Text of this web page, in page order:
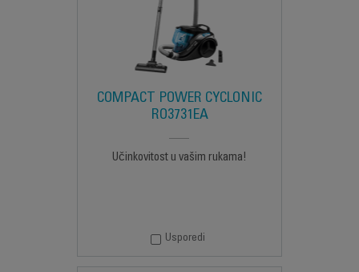
COMPACT POWER CYCLONIC
RO3731EA
Učinkovitost u vašim rukama!
Usporedi